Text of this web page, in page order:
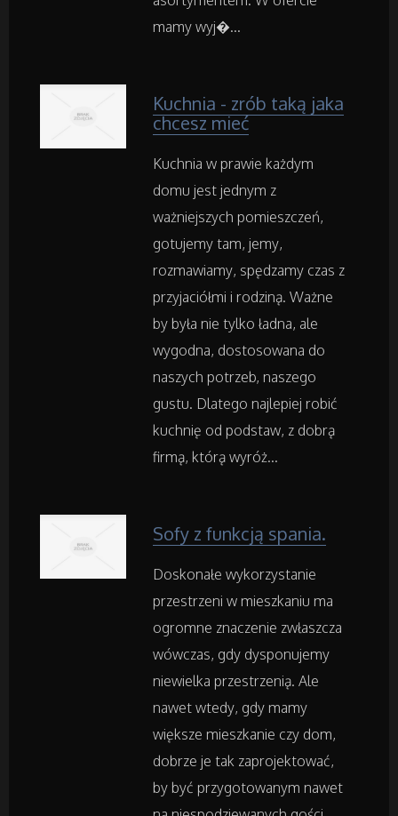
Transport
Części Samochodowe
Wynajem
Usługi Motoryzacyjne
Salony, Komisy
Materiały Promocyjne
Agencje Reklamowe
Materiały Reklamowe
Rekreacja
Hobby
Zajęcia Sportowe i Rekreacyjne
Serwis
mamy wyj�...
Kuchnia - zrób taką jaka
chcesz mieć
Kuchnia w prawie każdym
domu jest jednym z
ważniejszych pomieszczeń,
gotujemy tam, jemy,
rozmawiamy, spędzamy czas z
przyjaciółmi i rodziną. Ważne
by była nie tylko ładna, ale
wygodna, dostosowana do
naszych potrzeb, naszego
gustu. Dlatego najlepiej robić
kuchnię od podstaw, z dobrą
firmą, którą wyróż...
Sofy z funkcją spania.
Doskonałe wykorzystanie
przestrzeni w mieszkaniu ma
ogromne znaczenie zwłaszcza
wówczas, gdy dysponujemy
niewielka przestrzenią. Ale
nawet wtedy, gdy mamy
większe mieszkanie czy dom,
dobrze je tak zaprojektować,
by być przygotowanym nawet